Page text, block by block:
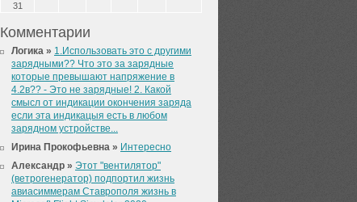
31
Комментарии
Логика » 1.Использовать это с другими
зарядными?? Что это за зарядные
которые превышают напряжение в
4.2в?? - Это не зарядные! 2. Какой
смысл от индикации окончения заряда
если эта индикацыя есть в любом
зарядном устройстве...
Ирина Прокофьевна » Интересно
Александр » Этот "вентилятор"
(ветрогенератор) подпортил жизнь
авиасиммерам Ставрополя жизнь в